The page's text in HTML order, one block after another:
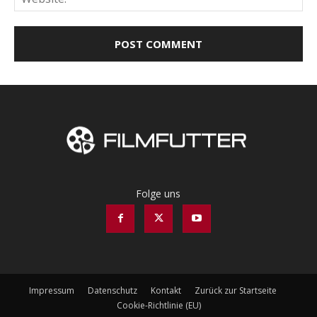
Folge uns
Impressum Datenschutz Kontakt
Zurück zur Startseite
Cookie-Richtlinie (EU)